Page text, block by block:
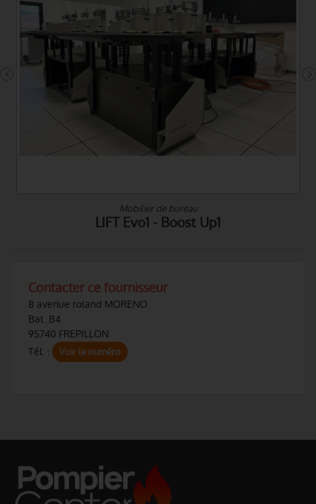
Mobilier de bureau
LIFT Evo 3 - Boost Up 3
Contacter ce fournisseur
8 avenue roland MORENO
Bat. B4
95740 FREPILLON
Tél. :
Voir le numéro